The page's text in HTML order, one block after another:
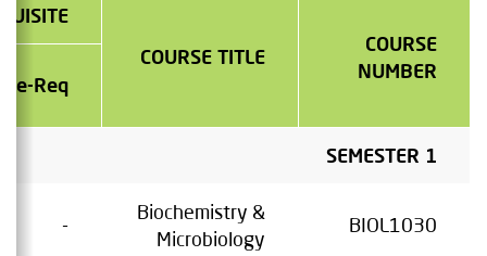
COURSE
NUMBER
COURSE TITLE
Req
SEMESTER 1
BIOL1030
Biochemistry &
Microbiology
-